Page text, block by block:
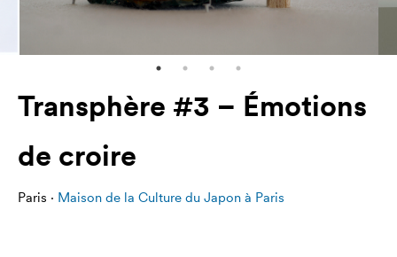
Transphère #3 – Émotions
de croire
Paris · Maison de la Culture du Japon à Paris